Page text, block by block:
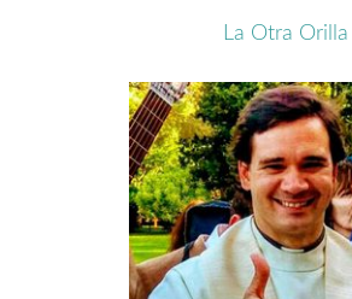
La Otra Orilla